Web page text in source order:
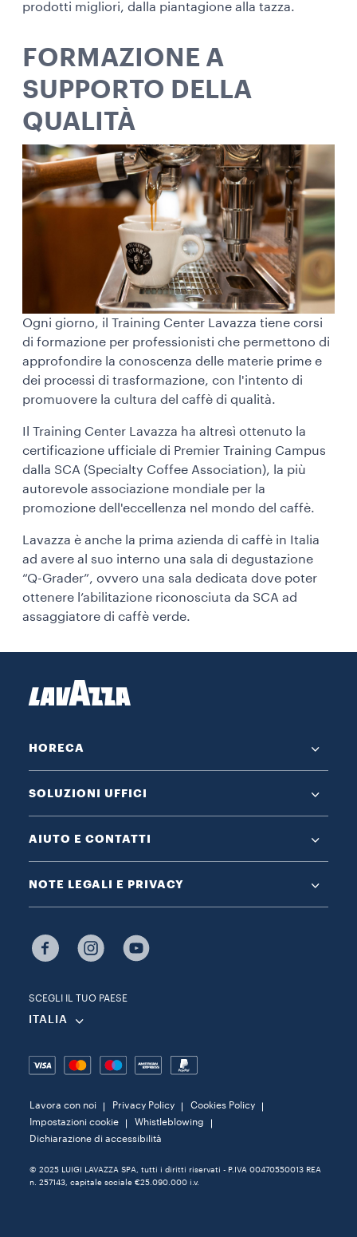
prodotti migliori, dalla piantagione alla tazza.
FORMAZIONE A
SUPPORTO DELLA
QUALITÀ
Ogni giorno, il Training Center Lavazza tiene corsi
di formazione per professionisti che permettono di
approfondire la conoscenza delle materie prime e
dei processi di trasformazione, con l'intento di
promuovere la cultura del caffè di qualità.
Il Training Center Lavazza ha altresì ottenuto la
certificazione ufficiale di Premier Training Campus
dalla SCA (Specialty Coffee Association), la più
autorevole associazione mondiale per la
promozione dell'eccellenza nel mondo del caffè.
Lavazza è anche la prima azienda di caffè in Italia
ad avere al suo interno una sala di degustazione
“Q-Grader”, ovvero una sala dedicata dove poter
ottenere l’abilitazione riconosciuta da SCA ad
assaggiatore di caffè verde.
HORECA
SOLUZIONI UFFICI
AIUTO E CONTATTI
NOTE LEGALI E PRIVACY
SCEGLI IL TUO PAESE
ITALIA
Lavora con noi Privacy Policy
Cookies Policy
Impostazioni cookie
Whistleblowing
Dichiarazione di accessibilità
© 2025 LUIGI LAVAZZA SPA, tutti i diritti riservati - P.IVA 00470550013 REA
n. 257143, capitale sociale €25.090.000 i.v.